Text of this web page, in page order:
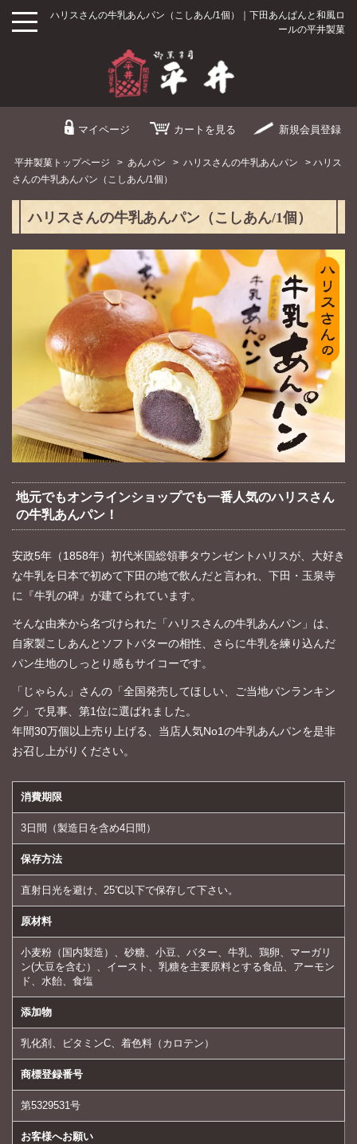
ハリスさんの牛乳あんパン（こしあん/1個）｜下田あんぱんと和風ロ
ールの平井製菓
マイページ カート を見る 新規会員登録
平井製菓トップページ > あんパン > ハリスさんの牛乳あんパン
> ハリス
さんの牛乳あんパン（こしあん/1個）
ハリスさんの牛乳あんパン（こしあん/1個）
地元でもオンラインショップでも一番人気のハリスさん
の牛乳あんパン！
安政5年（1858年）初代米国総領事タウンゼントハリスが、大好き
な牛乳を日本で初めて下田の地で飲んだと言われ、下田・玉泉寺
に『牛乳の碑』が建てられています。
そんな由来から名づけられた「ハリスさんの牛乳あんパン」は、
自家製こしあんとソフトバターの相性、さらに牛乳を練り込んだ
パン生地のしっとり感もサイコーです。
「じゃらん」さんの「全国発売してほしい、ご当地パンランキン
グ」で見事、第1位に選ばれました。
年間30万個以上売り上げる、当店人気No1の牛乳あんパンを是非
お召し上がりください。
消費期限
3日間（製造日を含め4日間）
保存方法
直射日光を避け、25℃以下で保存して下さい。
原材料
小麦粉（国内製造）、砂糖、小豆、バター、牛乳、鶏卵、マーガリ
ン(大豆を含む）、イースト、乳糖を主要原料とする食品、アーモン
ド、水飴、食塩
添加物
乳化剤、ビタミンC、着色料（カロテン）
商標登録番号
第5329531号
お客様へお願い